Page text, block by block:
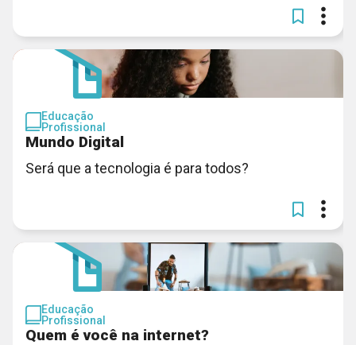
Educação
Profissional
Mundo Digital
Será que a tecnologia é para todos?
Educação
Profissional
Quem é você na internet?